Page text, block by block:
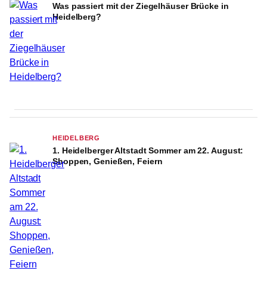
Was passiert mit der Ziegelhäuser Brücke in
Heidelberg?
HEIDELBERG
1. Heidelberger Altstadt Sommer am 22. August:
Shoppen, Genießen, Feiern